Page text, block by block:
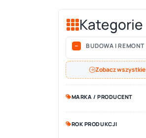
Kategorie
BUDOWA I REMONT
Zobacz wszystkie
MARKA / PRODUCENT
ROK PRODUKCJI